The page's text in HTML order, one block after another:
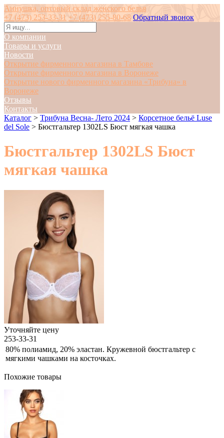
Аннушка, оптовый склад женского белья
+7 (473) 253-33-31 +7 (473) 255-80-68 Обратный звонок
О компании
Товары и услуги
Новости
Открытие фирменного магазина в Тамбове
Открытие фирменного магазина в Воронеже
Открытие нового фирменного магазина «Трибуна» в
Воронеже
Отзывы
Контакты
Каталог > Трибуна Весна- Лето 2024 > Корсетное бельё Luse
del Sole > Бюстгальтер 1302LS Бюст мягкая чашка
Бюстгальтер 1302LS Бюст
мягкая чашка
Уточняйте цену
253-33-31
80% полиамид, 20% эластан. Кружевной бюстгальтер с
мягкими чашками на косточках.
Похожие товары